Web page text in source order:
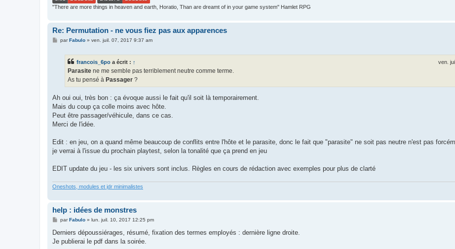
"There are more things in heaven and earth, Horatio, Than are dreamt of in your game system" Hamlet RPG
Re: Permutation - ne vous fiez pas aux apparences
MparFabulo» ven. juil. 07, 2017 9:37 am
francois_6po a écrit : ↑ ven.
Parasite ne me semble pas terriblement neutre comme terme.
As tu pensé à Passager ?
Ah oui oui, très bon : ça évoque aussi le fait qu'il soit là temporairement.
Mais du coup ça colle moins avec hôte.
Peut être passager/véhicule, dans ce cas.
Merci de l'idée.
Edit : en jeu, on a quand même beaucoup de conflits entre l'hôte et le parasite, donc le fait que "parasite" ne soit pas neutre n'est pas
je verrai à l'issue du prochain playtest, selon la tonalité que ça prend en jeu
EDIT update du jeu - les six univers sont inclus. Règles en cours de rédaction avec exemples pour plus de clarté
Oneshots, modules et jdr minimalistes
help : idées de monstres
M
s
a
parFabulo» lun. juil. 10, 2017 12:25 pm
Derniers dépoussiérages, résumé, fixation des termes employés : dernière ligne droite.
Je publierai le pdf dans la soirée.